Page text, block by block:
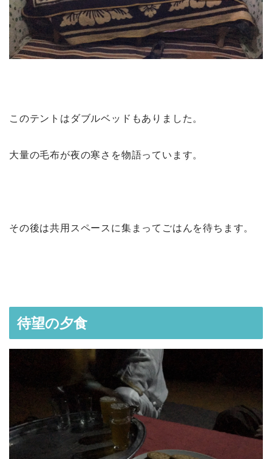
このテントはダブルベッドもありました。
大量の毛布が夜の寒さを物語っています。
その後は共用スペースに集まってごはんを待ちます。
待望の夕食